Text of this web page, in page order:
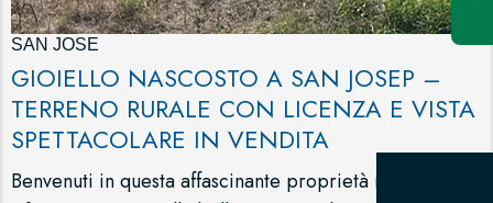
SAN JOSE
GIOIELLO NASCOSTO A SAN JOSEP –
TERRENO RURALE CON LICENZA E VISTA
SPETTACOLARE IN VENDITA
Benvenuti in questa affascinante proprietà rurale, un